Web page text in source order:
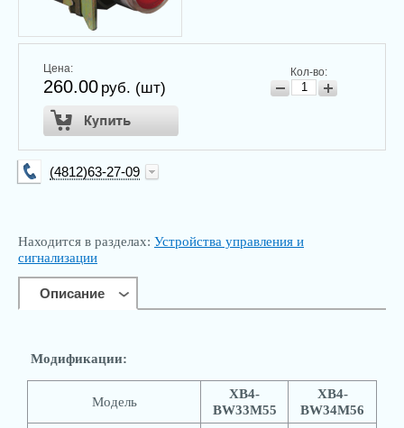
Цена:
260.00 руб. (шт)
Кол-во:
(4812)63-27-09
Находится в разделах: Устройства управления и
сигнализации
Описание
Модификации:
Модель
XB4-
BW33M55
XB4-
BW34M56